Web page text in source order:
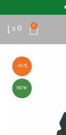
0
0 د.إ
-16%
NEW